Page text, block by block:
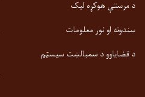
د مرستې هوکړه لیک
سندونه او نور معلومات
د قضایاوو د سمبالښت سیسټم